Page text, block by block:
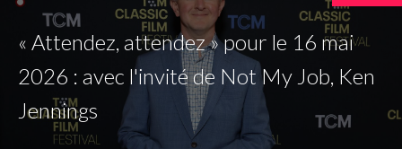
« Attendez, attendez » pour le 16 mai
2026 : avec l'invité de Not My Job, Ken
Jennings